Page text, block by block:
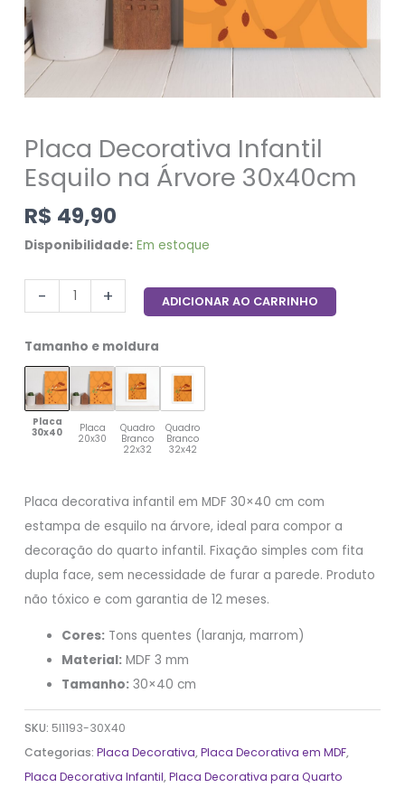
Placa Decorativa Infantil
Esquilo na Árvore 30x40cm
R$ 49,90
Disponibilidade: Em estoque
- + ADICIONAR AO CARRINHO
Tamanho e moldura
Placa
30x40
Placa
20x30
Quadro
Branco
22x32
Quadro
Branco
32x42
Placa decorativa infantil em MDF 30×40 cm com
estampa de esquilo na árvore, ideal para compor a
decoração do quarto infantil. Fixação simples com fita
dupla face, sem necessidade de furar a parede. Produto
não tóxico e com garantia de 12 meses.
Cores: Tons quentes (laranja, marrom)
Material: MDF 3 mm
Tamanho: 30×40 cm
SKU: 5I1193-30X40
Categorias:Placa Decorativa,Placa Decorativa em MDF,
Placa Decorativa Infantil,Placa Decorativa para Quarto